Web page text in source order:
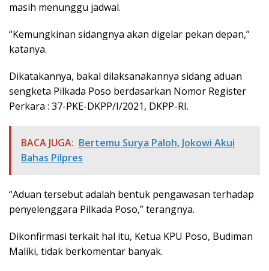
masih menunggu jadwal.
“Kemungkinan sidangnya akan digelar pekan depan,”
katanya.
Dikatakannya, bakal dilaksanakannya sidang aduan
sengketa Pilkada Poso berdasarkan Nomor Register
Perkara : 37-PKE-DKPP/I/2021, DKPP-RI.
BACA JUGA: Bertemu Surya Paloh, Jokowi Akui
Bahas Pilpres
“Aduan tersebut adalah bentuk pengawasan terhadap
penyelenggara Pilkada Poso,” terangnya.
Dikonfirmasi terkait hal itu, Ketua KPU Poso, Budiman
Maliki, tidak berkomentar banyak.